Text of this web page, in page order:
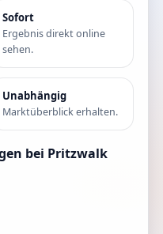
Sofort
Ergebnis direkt online
sehen.
Unabhängig
Marktüberblick erhalten.
bei Pritzwalk